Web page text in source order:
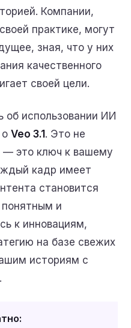
Компании,
практике, могут
зная, что у них
качественного
своей цели.
об использовании ИИ
оVeo 3.1 . Это не
— это ключ к вашему
кадр имеет
становится
и
к инновациям,
на базе свежих
историям с
.